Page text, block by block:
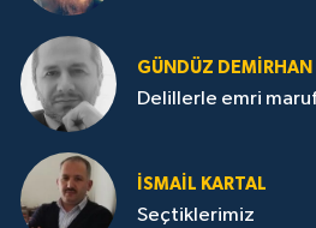
GÜNDÜZ DEMIRHAN
Delillerle emri
İSMAIL KARTAL
Seçtiklerimiz